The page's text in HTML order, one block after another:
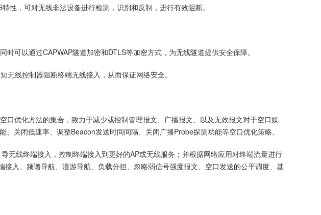
性，可对无线非法设备进行检测，识别和反制，进行有效阻断。
可以通过CAPWAP隧道加密和DTLS等加密方式，为无线隧道提供安全保障。
线控制器阻断终端无线接入，从而保证网络安全。
优化方法的集合，致力于减少或控制管理报文、广播报文、以及无效报文对于空口媒
关闭低速率、调整Beacon发送时间间隔、关闭广播Probe探测功能等空口优化策略。
无线终端接入，控制终端接入到更好的AP或无线服务；并根据网络应用对终端流量进行
入、频谱导航、漫游导航、负载分担、忽略弱信号强度报文、空口发送的公平调度、基